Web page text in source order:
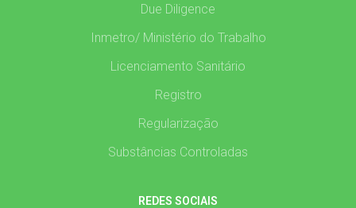
Due Diligence
Inmetro/ Ministério do Trabalho
Licenciamento Sanitário
Registro
Regularização
Substâncias Controladas
REDES SOCIAIS